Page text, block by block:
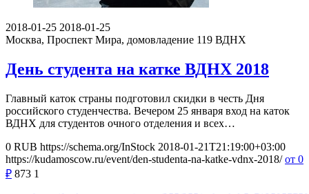
2018-01-25 2018-01-25
Москва, Проспект Мира, домовладение 119 ВДНХ
День студента на катке ВДНХ 2018
Главный каток страны подготовил скидки в честь Дня
российского студенчества. Вечером 25 января вход на каток
ВДНХ для студентов очного отделения и всех…
0 RUB https://schema.org/InStock 2018-01-21T21:19:00+03:00
https://kudamoscow.ru/event/den-studenta-na-katke-vdnx-2018/ от 0
₽ 873 1